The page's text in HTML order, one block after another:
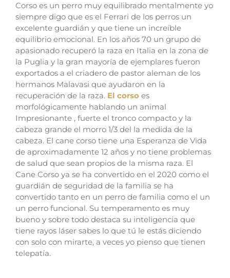
Corso es un perro muy equilibrado mentalmente yo
siempre digo que es el Ferrari de los perros un
excelente guardián y que tiene un increíble
equilibrio emocional. En los años 70 un grupo de
apasionado recuperó la raza en Italia en la zona de
la Puglia y la gran mayoría de ejemplares fueron
exportados a el criadero de pastor aleman de los
hermanos Malavasi que ayudaron en la
recuperación de la raza. El corso es
morfológicamente hablando un animal
Impresionante , fuerte el tronco compacto y la
cabeza grande el morro 1/3 del la medida de la
cabeza. El cane corso tiene una Esperanza de Vida
de aproximadamente 12 años y no tiene problemas
de salud que sean propios de la misma raza. El
Cane Corso ya se ha convertido en el 2020 como el
guardián de seguridad de la familia se ha
convertido tanto en un perro de familia como el un
un perro funcional. Su temperamento es muy
bueno y sobre todo destaca su inteligencia que
tiene rayos láser sabes lo que tú le estás diciendo
con solo con mirarte, a veces yo pienso que tienen
telepatía.